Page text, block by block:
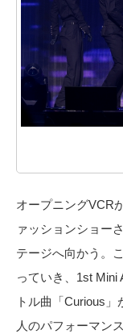
オープニングVCR
ァッションショー
テージへ向かう。
っていき、1st Mini
トル曲「Curious
人のパフォーマン